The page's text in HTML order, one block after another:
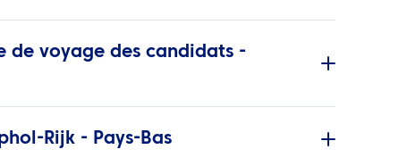
de voyage des candidats -
Rijk - Pays-Bas